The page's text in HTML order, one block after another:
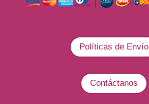
Políticas de Envío
Contáctanos